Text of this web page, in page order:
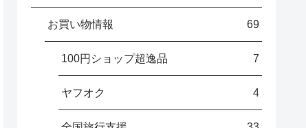
お買い物情報 69
100円ショップ超逸品 7
ヤフオク 4